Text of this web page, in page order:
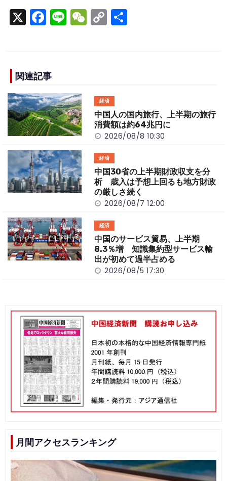
X F
a
e
b
o
o
k
Li
n
W
e
C
o
n
k
関連記事
経済
中国人の国内旅行、上半期の旅行
消費額は約64兆円に
2026/08/8 10:30
経済
中国30省の上半期財政収支を分
析 歳入は予想上回るも地方財政
の厳しさ続く
2026/08/7 12:00
経済
中国のサービス貿易、上半期
8.3％増 知識集約型サービス輸
出が初めて過半占める
2026/08/5 17:30
月間アクセスランキング